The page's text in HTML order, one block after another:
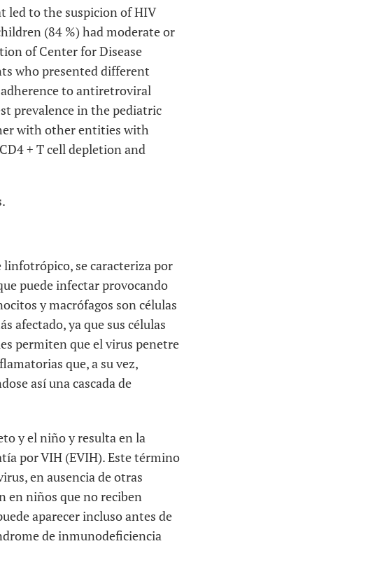
led to the suspicion of HIV
(84 %) had moderate or
of Center for Disease
who presented different
to antiretroviral
prevalence in the pediatric
with other entities with
+ T cell depletion and
se caracteriza por
puede infectar provocando
y macrófagos son células
afectado, ya que sus células
permiten que el virus penetre
que, a su vez,
así una cascada de
y el niño y resulta en la
por VIH (EVIH). Este término
en ausencia de otras
en niños que no reciben
aparecer incluso antes de
de inmunodeficiencia